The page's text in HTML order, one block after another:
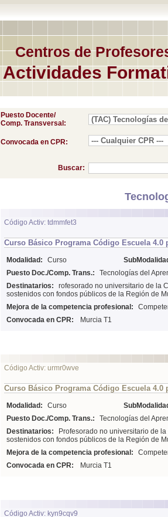
Centros de
Actividades
Puesto Docente/
Comp. Transversal:
Convocada en CPR:
Buscar:
Código Activ: tdmmfet3
Curso Básico Programa Código Escuela
Modalidad: Curso
Puesto Doc./Comp. Trans.:
Tecnologías del
Destinatarios:
rofesorado no universitario de la
sostenidos con fondos públicos de la Región de
Mejora de la competencia profesional:
Convocada en CPR:
Murcia T1
Código Activ: urmr0wve
Curso Básico Programa Código Escuela
Modalidad: Curso
Puesto Doc./Comp. Trans.:
Tecnologías del
Destinatarios:
Profesorado no universitario de
sostenidos con fondos públicos de la Región de
Mejora de la competencia profesional:
Convocada en CPR:
Murcia T1
Código Activ: kyn9cqv9